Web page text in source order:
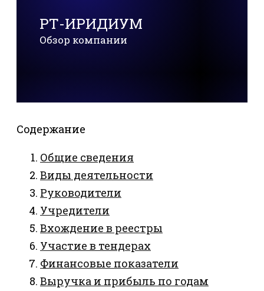
РТ-ИРИДИУМ
Обзор компании
Содержание
Общие сведения
Виды деятельности
Руководители
Учредители
Вхождение в реестры
Участие в тендерах
Финансовые показатели
Выручка и прибыль по годам